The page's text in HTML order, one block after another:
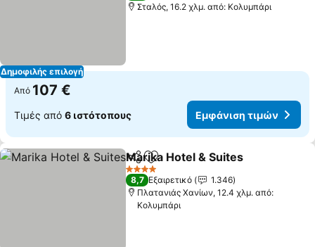
Δημοφιλής επιλογή
Σταλός, 16.2 χλμ. από: Κολυμπάρι
Από 107 €
Τιμές από 6 ιστότοπους Εμφάνιση τιμών
Κοινοποίηση
Προσθήκη στα αγαπημένα
Marika Hotel & Suites
4 Αστέρια
8,7 Εξαιρετικό
1.346
Πλατανιάς Χανίων, 12.4 χλμ. από:
Κολυμπάρι